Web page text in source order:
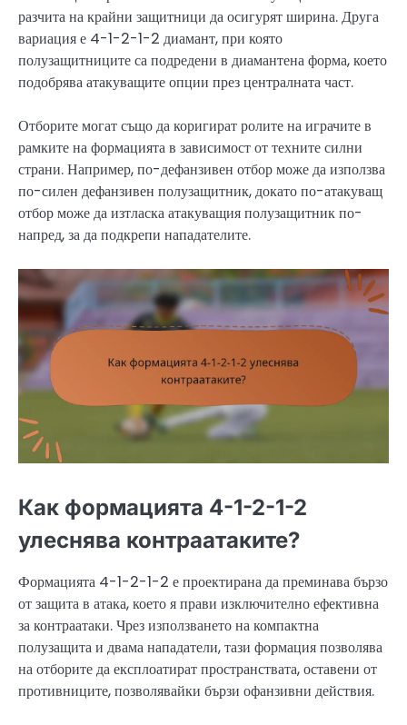
разчита на крайни защитници да осигурят ширина. Друга
вариация е 4-1-2-1-2 диамант, при която
полузащитниците са подредени в диамантена форма, което
подобрява атакуващите опции през централната част.
Отборите могат също да коригират ролите на играчите в
рамките на формацията в зависимост от техните силни
страни. Например, по-дефанзивен отбор може да използва
по-силен дефанзивен полузащитник, докато по-атакуващ
отбор може да изтласка атакуващия полузащитник по-
напред, за да подкрепи нападателите.
Как формацията 4-1-2-1-2
улеснява контраатаките?
Формацията 4-1-2-1-2 е проектирана да преминава бързо
от защита в атака, което я прави изключително ефективна
за контраатаки. Чрез използването на компактна
полузащита и двама нападатели, тази формация позволява
на отборите да експлоатират пространствата, оставени от
противниците, позволявайки бързи офанзивни действия.